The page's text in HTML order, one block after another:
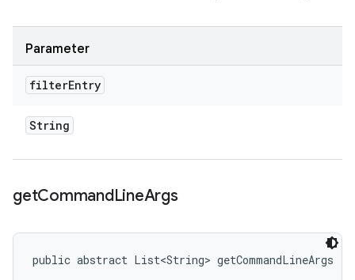
Parameter
filterEntry
String
getCommandLineArgs
public abstract List<String> getCommandLineArgs ()